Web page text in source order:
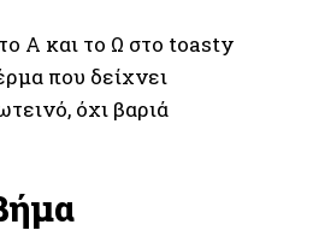
Α και το Ω στο toasty
που δείχνει
όχι βαριά